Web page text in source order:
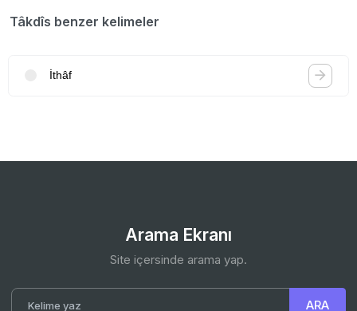
Tâkdîs benzer kelimeler
İthâf
Arama Ekranı
Site içersinde arama yap.